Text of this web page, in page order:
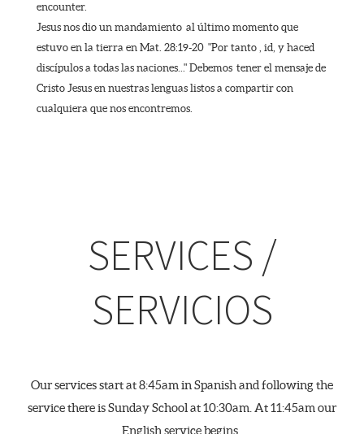
encounter.
Jesus nos dio un mandamiento al último momento que
estuvo en la tierra en Mat. 28:19-20 "Por tanto , id, y haced
discípulos a todas las naciones..." Debemos tener el mensaje de
Cristo Jesus en nuestras lenguas listos a compartir con
cualquiera que nos encontremos.
SERVICES /
SERVICIOS
Our services start at 8:45am in Spanish and following the
service there is Sunday School at 10:30am. At 11:45am our
English service begins.